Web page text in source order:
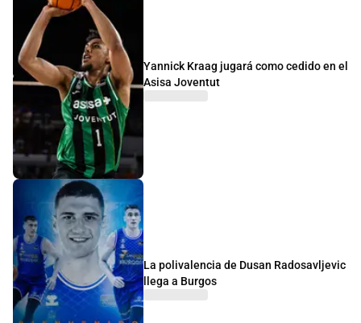
Yannick Kraag jugará como cedido en el
Asisa Joventut
La polivalencia de Dusan Radosavljevic
llega a Burgos